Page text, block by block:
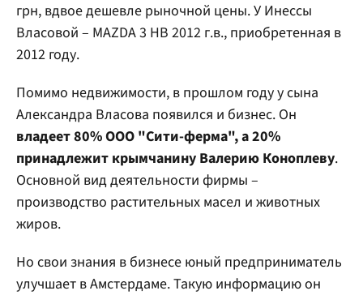
грн, вдвое дешевле рыночной цены. У Инессы
Власовой – MAZDA 3 НВ 2012 г.в., приобретенная в
2012 году.
Помимо недвижимости, в прошлом году у сына
Александра Власова появился и бизнес. Он
владеет 80% ООО "Сити-ферма", а 20%
принадлежит крымчанину Валерию Коноплеву.
Основной вид деятельности фирмы –
производство растительных масел и животных
жиров.
Но свои знания в бизнесе юный предприниматель
улучшает в Амстердаме. Такую информацию он